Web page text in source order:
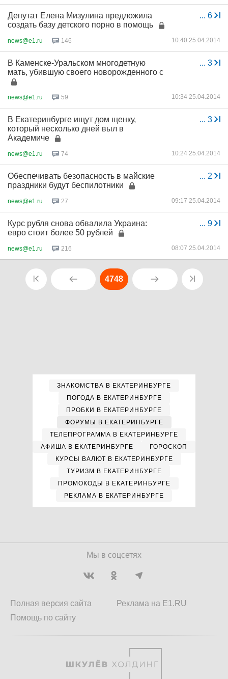
... 6
Депутат Елена Мизулина предложила
создать базу детского порно в помощь
news@e1.ru 146 10:40 25.04.2014
... 3
В Каменске-Уральском многодетную
мать, убившую своего новорожденного с
news@e1.ru 59 10:34 25.04.2014
... 3
В Екатеринбурге ищут дом щенку,
который несколько дней выл в
Академиче
news@e1.ru 74 10:24 25.04.2014
... 2
Обеспечивать безопасность в майские
праздники будут беспилотники
news@e1.ru 27 09:17 25.04.2014
... 9
Курс рубля снова обвалила Украина:
евро стоит более 50 рублей
news@e1.ru 216 08:07 25.04.2014
4748
ЗНАКОМСТВА В ЕКАТЕРИНБУРГЕ
ПОГОДА В ЕКАТЕРИНБУРГЕ
ПРОБКИ В ЕКАТЕРИНБУРГЕ
ФОРУМЫ В ЕКАТЕРИНБУРГЕ
ТЕЛЕПРОГРАММА В ЕКАТЕРИНБУРГЕ
АФИША В ЕКАТЕРИНБУРГЕ
ГОРОСКОП
КУРСЫ ВАЛЮТ В ЕКАТЕРИНБУРГЕ
ТУРИЗМ В ЕКАТЕРИНБУРГЕ
ПРОМОКОДЫ В ЕКАТЕРИНБУРГЕ
РЕКЛАМА В ЕКАТЕРИНБУРГЕ
Мы в соцсетях
Полная версия сайта
Помощь по сайту
Реклама на E1.RU